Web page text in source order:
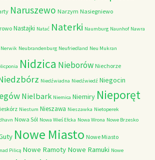
Naruszewo Narzym Nasiegniewo
Nastajki Natać Naterki Naumburg Naunhof Nawra
Nerwik Neubrandenburg Neufriedland Neu Mukran
Nidzica Nieborów Niechorze
Niedźwiadna Niedźwiedź Niegocin
Nielbark Niemica Niemiry Nieporęt
Niestum Nieszawa Nieszawka Nietoperek
Nowa Sól Nowa Wieś Ełcka Nowa Wrona Nowe Brzesko
Nowe Miasto Nowe Miasto
Pilicą Nowe Ramoty Nowe Ramuki Nowe